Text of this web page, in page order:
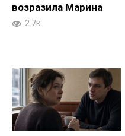
возразила Марина
2.7к.